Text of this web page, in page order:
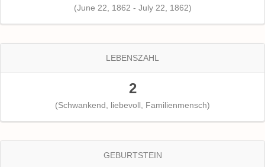
(June 22, 1862 - July 22, 1862)
LEBENSZAHL
2
(Schwankend, liebevoll, Familienmensch)
GEBURTSTEIN